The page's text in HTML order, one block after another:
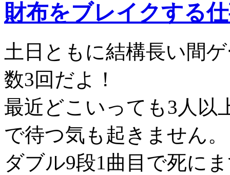
財布をブレイクする
土日ともに結構長い間
数3回だよ！
最近どこいっても3人以
で待つ気も起きません。
ダブル9段1曲目で死に